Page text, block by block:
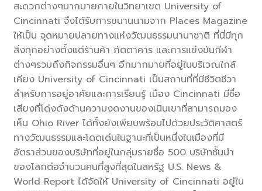
สะดวกต่างๆมากมายภายในวิทยาเขต University of
Cincinnati จึงได้รับการขนานนามจาก Places Magazine
ให้เป็น จุดหมายปลายทางแห่งวัฒนธรรมนานาชาติ ที่นี่มีทุก
สิ่งทุกอย่างตั้งแต่ร้านค้า ภัตตาคาร และการแข่งขันกีฬา
ต่างๆรวมถึงกิจกรรมอื่นๆ อีกมากมายที่อยู่ในบริเวณใกล้
เคียง University of Cincinnati เป็นสถานที่ที่มีชีวิตชีวา
สำหรับการอยู่อาศัยและการเรียนรู้ เมือง Cincinnati มีชื่อ
เสียงที่โด่งดังด้านความงดงานของเนินเขาที่สามารถมอง
เห็น Ohio River ได้ทั้งยังเพียบพร้อมไปด้วยประวัติศาสตร์
ทางวัฒนธรรมและโดดเด่นในฐานะที่เป็นหนึ่งในเมืองที่มี
อัตราส่วนของบริษัทที่อยู่ในกลุ่มรายชื่อ 500 บริษัทชั้นนำ
ของโลกต่อจำนวนคนที่สูงที่สุดในสหรัฐ U.S. News &
World Report ได้จัดให้ University of Cincinnati อยู่ใน